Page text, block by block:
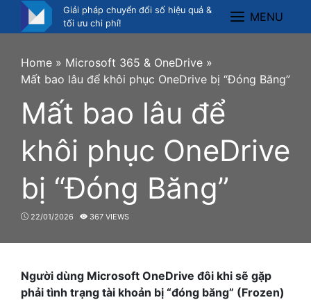
Giải pháp chuyển đổi số hiệu quả &
tối ưu chi phí!
Menu
MENU
Home » Microsoft 365 & OneDrive »
Mất bao lâu để khôi phục OneDrive bị “Đóng Băng”
Mất bao lâu để
khôi phục OneDrive
bị “Đóng Băng”
22/01/2026 367 VIEWS
Người dùng Microsoft OneDrive đôi khi sẽ gặp
phải tình trạng tài khoản bị “đóng băng” (Frozen)